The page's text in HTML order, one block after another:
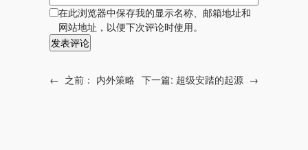
在此浏览器中保存我的显示名称、邮箱地址和
网站地址，以便下次评论时使用。
← 之前： 内外策略 下一篇: 超级安踏的起源 →